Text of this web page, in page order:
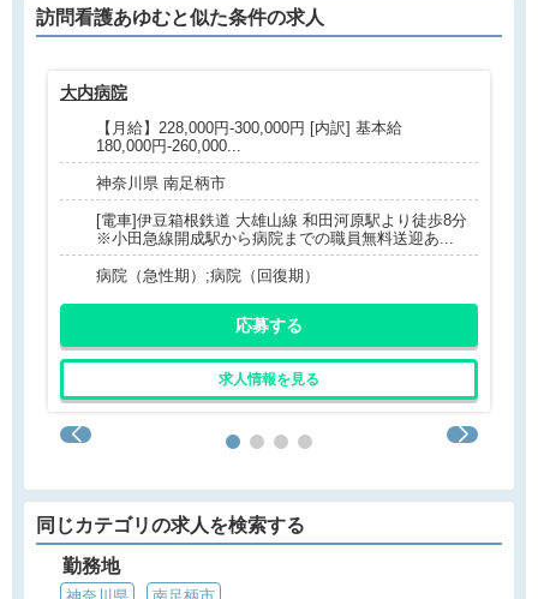
訪問看護あゆむと似た条件の求人
大内病院
【月給】228,000円-300,000円 [内訳] 基本給
180,000円-260,000...
神奈川県 南足柄市
[電車]伊豆箱根鉄道 大雄山線 和田河原駅より徒歩8分
※小田急線開成駅から病院までの職員無料送迎あ...
病院（急性期）;病院（回復期）
応募する
求人情報を見る
同じカテゴリの求人を検索する
勤務地